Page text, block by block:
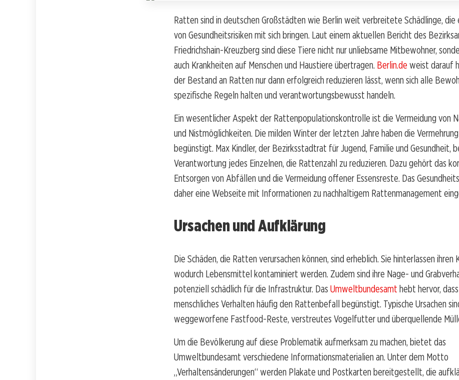
Ratten sind in deutschen Großstädten wie Berlin weit verbreitete Schädlinge, die
von Gesundheitsrisiken mit sich bringen. Laut einem aktuellen Bericht des
Friedrichshain-Kreuzberg sind diese Tiere nicht nur unliebsame Mitbewohner,
auch Krankheiten auf Menschen und Haustiere übertragen. Berlin.de weist darauf
der Bestand an Ratten nur dann erfolgreich reduzieren lässt, wenn sich alle
spezifische Regeln halten und verantwortungsbewusst handeln.
Ein wesentlicher Aspekt der Rattenpopulationskontrolle ist die Vermeidung von
und Nistmöglichkeiten. Die milden Winter der letzten Jahre haben die
begünstigt. Max Kindler, der Bezirksstadtrat für Jugend, Familie und Gesundheit,
Verantwortung jedes Einzelnen, die Rattenzahl zu reduzieren. Dazu gehört das
Entsorgen von Abfällen und die Vermeidung offener Essensreste. Das
daher eine Webseite mit Informationen zu nachhaltigem Rattenmanagement
Ursachen und Aufklärung
Die Schäden, die Ratten verursachen können, sind erheblich. Sie hinterlassen ihren
wodurch Lebensmittel kontaminiert werden. Zudem sind ihre Nage- und
potenziell schädlich für die Infrastruktur. Das Umweltbundesamt hebt hervor, dass
menschliches Verhalten häufig den Rattenbefall begünstigt. Typische Ursachen
weggeworfene Fastfood-Reste, verstreutes Vogelfutter und überquellende
Um die Bevölkerung auf diese Problematik aufmerksam zu machen, bietet das
Umweltbundesamt verschiedene Informationsmaterialien an. Unter dem Motto
„Verhaltensänderungen“ werden Plakate und Postkarten bereitgestellt, die